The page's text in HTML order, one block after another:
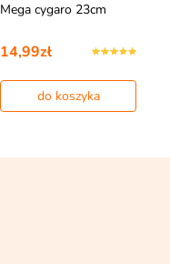
Mega cygaro 23cm
14,99zł
do koszyka